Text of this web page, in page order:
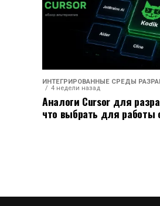
ИНТЕГРИРОВАННЫЕ СРЕДЫ
4 недели назад
Аналоги Cursor для
что выбрать для работы